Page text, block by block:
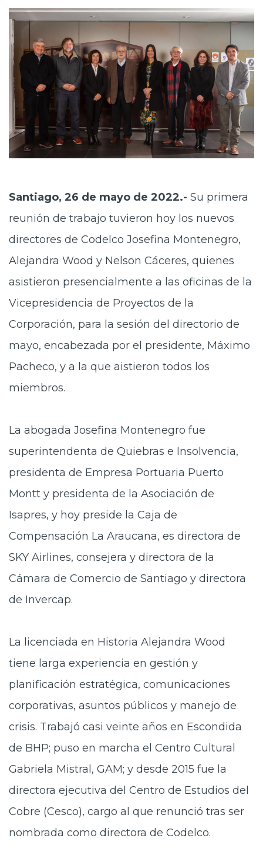
Santiago, 26 de mayo de 2022.- Su primera
reunión de trabajo tuvieron hoy los nuevos
directores de Codelco Josefina Montenegro,
Alejandra Wood y Nelson Cáceres, quienes
asistieron presencialmente a las oficinas de la
Vicepresidencia de Proyectos de la
Corporación, para la sesión del directorio de
mayo, encabezada por el presidente, Máximo
Pacheco, y a la que aistieron todos los
miembros.
La abogada Josefina Montenegro fue
superintendenta de Quiebras e Insolvencia,
presidenta de Empresa Portuaria Puerto
Montt y presidenta de la Asociación de
Isapres, y hoy preside la Caja de
Compensación La Araucana, es directora de
SKY Airlines, consejera y directora de la
Cámara de Comercio de Santiago y directora
de Invercap.
La licenciada en Historia Alejandra Wood
tiene larga experiencia en gestión y
planificación estratégica, comunicaciones
corporativas, asuntos públicos y manejo de
crisis. Trabajó casi veinte años en Escondida
de BHP; puso en marcha el Centro Cultural
Gabriela Mistral, GAM; y desde 2015 fue la
directora ejecutiva del Centro de Estudios del
Cobre (Cesco), cargo al que renunció tras ser
nombrada como directora de Codelco.